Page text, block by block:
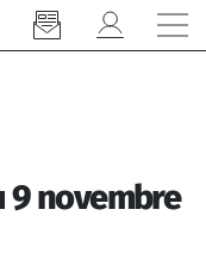
9 novembre